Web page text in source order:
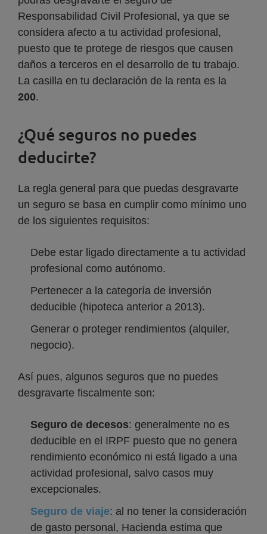
Responsabilidad Civil Profesional, ya que se
considera afecto a tu actividad profesional,
puesto que te protege de riesgos que causen
daños a terceros en el desarrollo de tu trabajo.
La casilla en tu declaración de la renta es la
200.
¿Qué seguros no puedes
deducirte?
La regla general para que puedas desgravarte
un seguro se basa en cumplir como mínimo uno
de los siguientes requisitos:
Debe estar ligado directamente a tu actividad
profesional como autónomo.
Pertenecer a la categoría de inversión
deducible (hipoteca anterior a 2013).
Generar o proteger rendimientos (alquiler,
negocio).
Así pues, algunos seguros que no puedes
desgravarte fiscalmente son:
Seguro de decesos: generalmente no es
deducible en el IRPF puesto que no genera
rendimiento económico ni está ligado a una
actividad profesional, salvo casos muy
excepcionales.
Seguro de viaje: al no tener la consideración
de gasto personal, Hacienda estima que